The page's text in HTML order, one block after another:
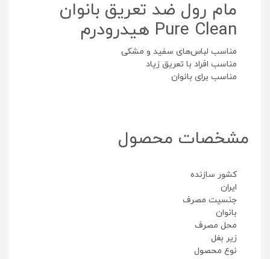
مام رول ضد تعریق بانوان
Pure Clean هیدرودرم
مناسب لباس‌های سفید و‌ مشکی
مناسب افراد با تعریق زیاد
مناسب برای بانوان
مشخصات محصول
کشور سازنده
ایران
جنسیت مصرف
بانوان
محل مصرف
زیر بغل
نوع محصول